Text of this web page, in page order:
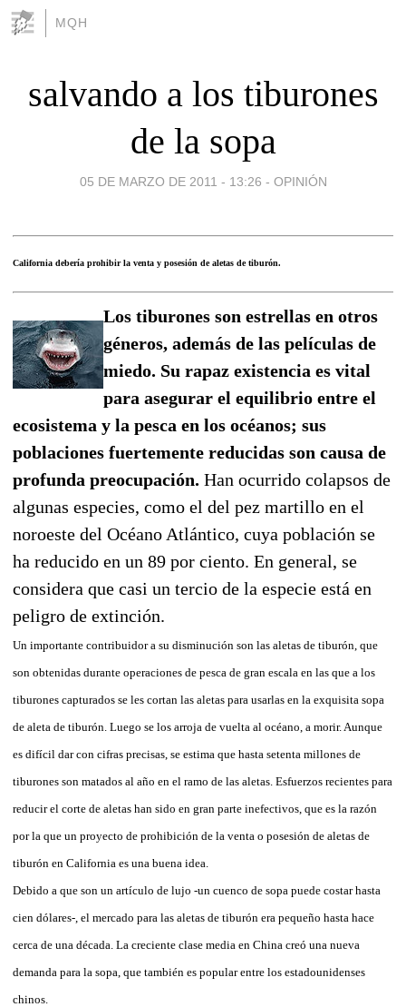
MQH
salvando a los tiburones
de la sopa
05 DE MARZO DE 2011 - 13:26 - OPINIÓN
California debería prohibir la venta y posesión de aletas de tiburón.
Los tiburones son estrellas en otros
géneros, además de las películas de
miedo. Su rapaz existencia es vital
para asegurar el equilibrio entre el
ecosistema y la pesca en los océanos; sus
poblaciones fuertemente reducidas son causa de
profunda preocupación. Han ocurrido colapsos de
algunas especies, como el del pez martillo en el
noroeste del Océano Atlántico, cuya población se
ha reducido en un 89 por ciento. En general, se
considera que casi un tercio de la especie está en
peligro de extinción.
Un importante contribuidor a su disminución son las aletas de tiburón, que
son obtenidas durante operaciones de pesca de gran escala en las que a los
tiburones capturados se les cortan las aletas para usarlas en la exquisita sopa
de aleta de tiburón. Luego se los arroja de vuelta al océano, a morir. Aunque
es difícil dar con cifras precisas, se estima que hasta setenta millones de
tiburones son matados al año en el ramo de las aletas. Esfuerzos recientes para
reducir el corte de aletas han sido en gran parte inefectivos, que es la razón
por la que un proyecto de prohibición de la venta o posesión de aletas de
tiburón en California es una buena idea.
Debido a que son un artículo de lujo -un cuenco de sopa puede costar hasta
cien dólares-, el mercado para las aletas de tiburón era pequeño hasta hace
cerca de una década. La creciente clase media en China creó una nueva
demanda para la sopa, que también es popular entre los estadounidenses
chinos.